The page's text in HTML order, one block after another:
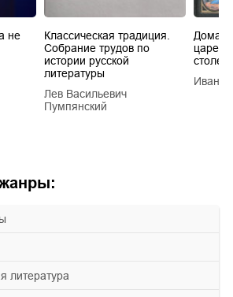
литература
не
Классическая традиция.
Собрание трудов по
истории русской
литературы
Лев Васильевич
Пумпянский
царей
Иван